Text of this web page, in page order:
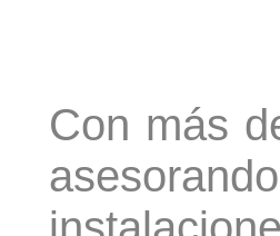
Con más